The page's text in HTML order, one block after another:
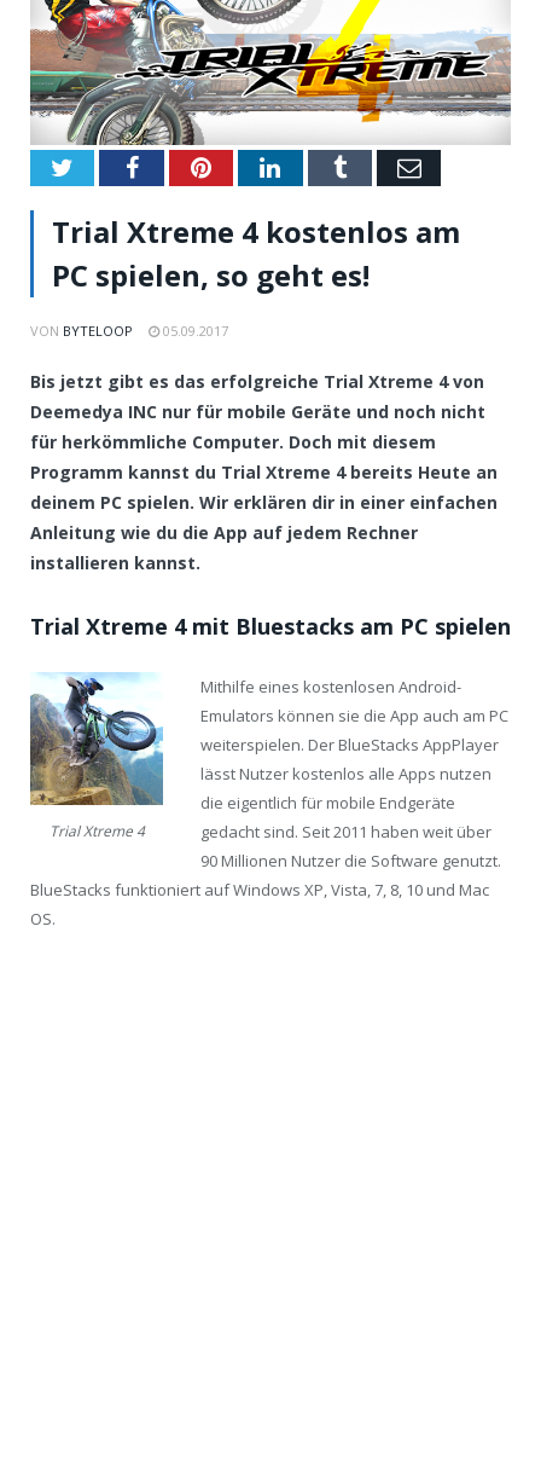
TwitterFacebookPinterestLinkedInTumblrEmail
Trial Xtreme 4 kostenlos am
PC spielen, so geht es!
VON BYTELOOP 05.09.2017
Bis jetzt gibt es das erfolgreiche Trial Xtreme 4 von
Deemedya INC nur für mobile Geräte und noch nicht
für herkömmliche Computer. Doch mit diesem
Programm kannst du Trial Xtreme 4 bereits Heute an
deinem PC spielen. Wir erklären dir in einer einfachen
Anleitung wie du die App auf jedem Rechner
installieren kannst.
Trial Xtreme 4 mit Bluestacks am PC spielen
Trial Xtreme 4
Mithilfe eines kostenlosen Android-
Emulators können sie die App auch am PC
weiterspielen. Der BlueStacks AppPlayer
lässt Nutzer kostenlos alle Apps nutzen
die eigentlich für mobile Endgeräte
gedacht sind. Seit 2011 haben weit über
90 Millionen Nutzer die Software genutzt.
BlueStacks funktioniert auf Windows XP, Vista, 7, 8, 10 und Mac
OS.